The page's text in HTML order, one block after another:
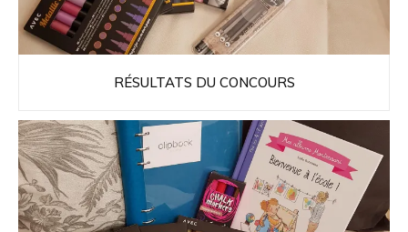
RÉSULTATS DU CONCOURS